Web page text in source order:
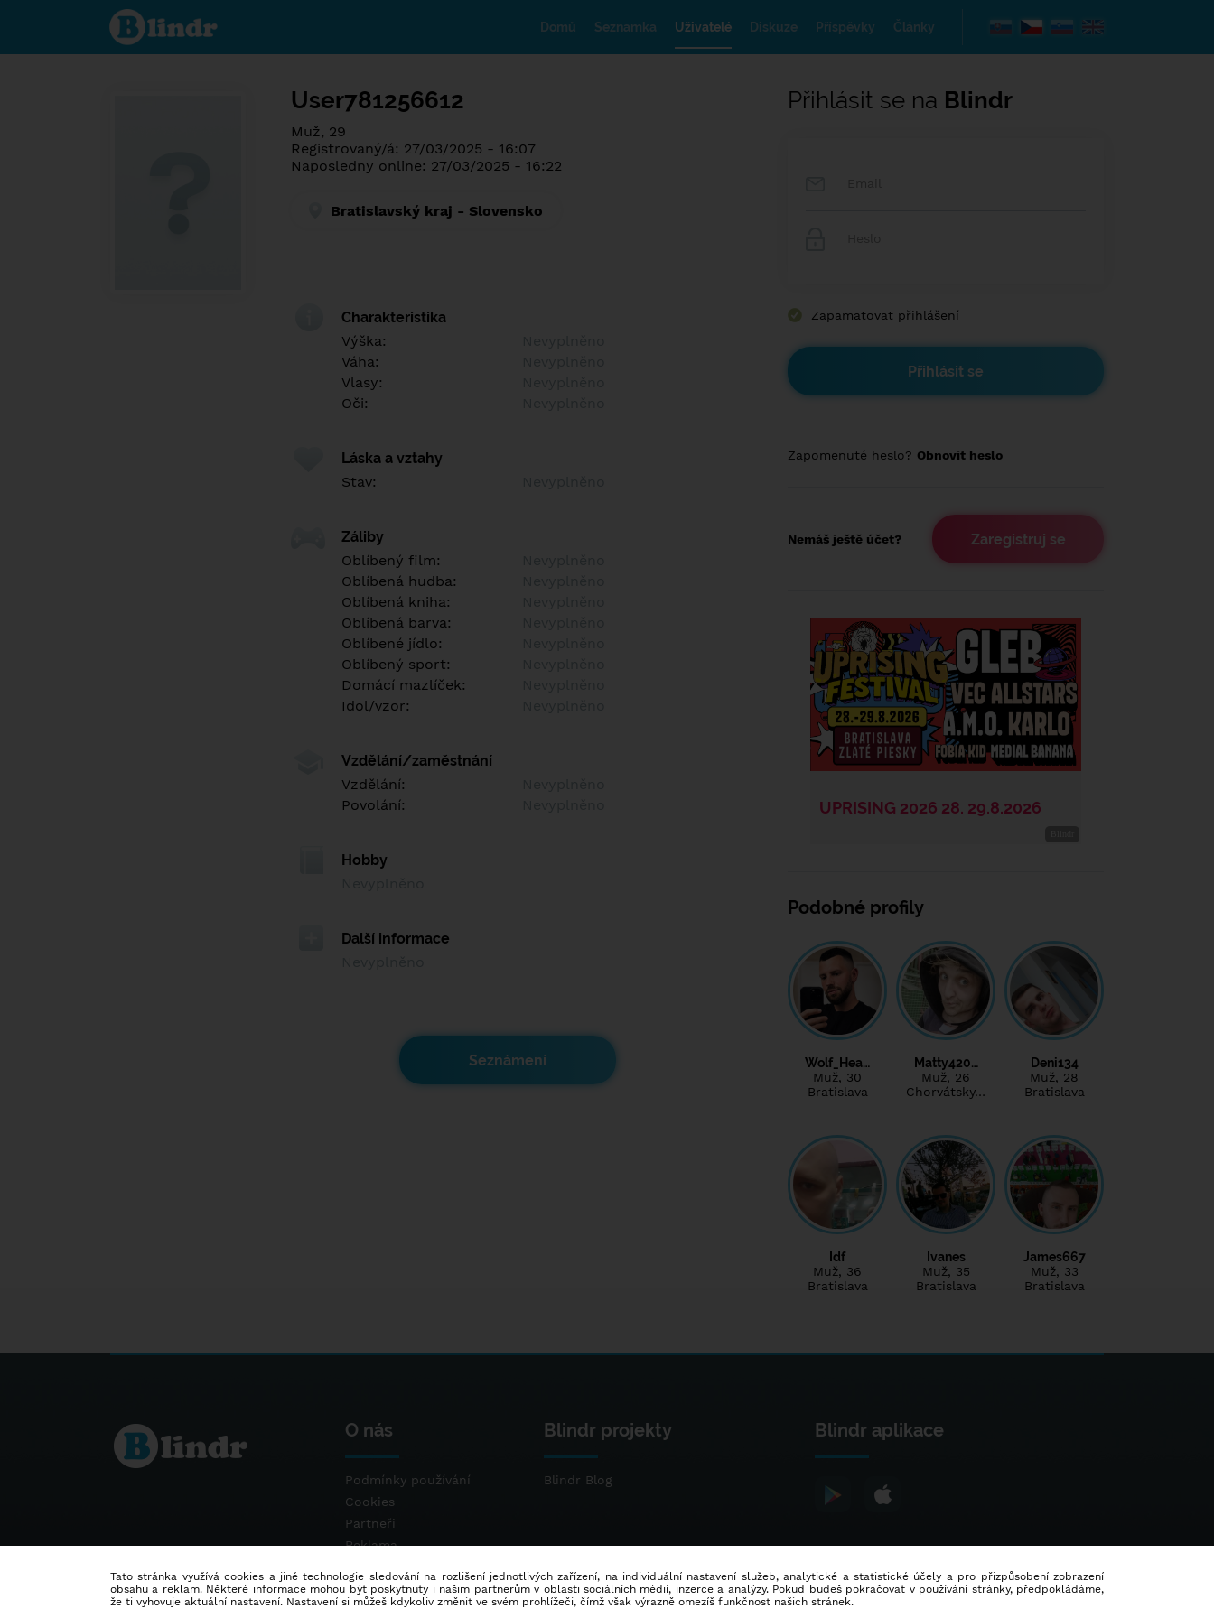
Poznej co je
pod maskou.
Seznamovací
Domů Seznamka Uživatelé Diskuze Příspěvky Články
User781256612
Muž, 29
Registrovaný/á: 27/03/2025 - 16:07
Naposledny online: 27/03/2025 - 16:22
Bratislavský kraj - Slovensko
Charakteristika
Výška:
Váha:
Vlasy:
Oči:
Láska a vztahy
Stav:
Záliby
Oblíbený film:
Oblíbená hudba:
Oblíbená kniha:
Oblíbená barva:
Oblíbené jídlo:
Oblíbený sport:
Domácí mazlíček:
Idol/vzor:
Vzdělání/zaměstnání
Vzdělání:
Povolání:
Hobby
Další informace
Seznámení
Přihlásit se na Blindr
Zapamatovat přihlášení
Zapomenuté heslo? Obnovit heslo
Nemáš ještě účet? Zaregistruj se
Podobné profily
Wolf_Hea…
Muž, 30
Bratislava
Matty420…
Muž, 26
Chorvátsky…
Deni134
Muž, 28
Bratislava
Idf
Muž, 36
Bratislava
Ivanes
Muž, 35
Bratislava
James667
Muž, 33
Bratislava
O nás
Podmínky používání
Cookies
Partneři
Reklama
Blindr projekty
Blindr Blog
Blindr aplikace
Tato stránka využívá cookies a jiné technologie sledování na rozlišení jednotlivých zařízení, na individuální nastavení služeb, analytické a statistické účely a pro přizpůsobení zobrazení
obsahu a reklam. Některé informace mohou být poskytnuty i našim partnerům v oblasti sociálních médií, inzerce a analýzy. Pokud budeš pokračovat v používání stránky, předpokládáme,
že ti vyhovuje aktuální nastavení. Nastavení si můžeš kdykoliv změnit ve svém prohlížeči, čímž však výrazně omezíš funkčnost našich stránek.